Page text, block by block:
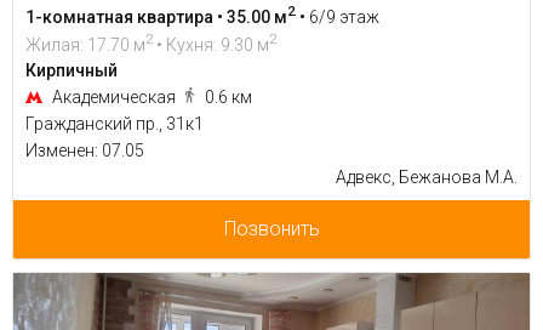
1-комнатная квартира • 35.00 м2 • 6/9 этаж
Жилая: 17.70 м2 • Кухня: 9.30 м2
Кирпичный
Академическая
0.6 км
Гражданский пр., 31к1
Изменен: 07.05
Адвекс, Бежанова М.А.
Позвонить